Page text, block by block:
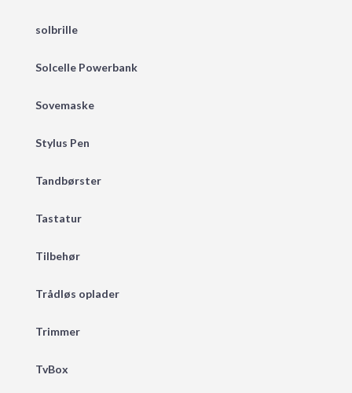
solbrille
Solcelle Powerbank
Sovemaske
Stylus Pen
Tandbørster
Tastatur
Tilbehør
Trådløs oplader
Trimmer
TvBox